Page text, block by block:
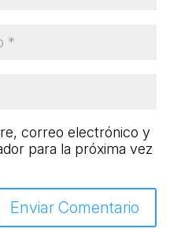
correo electrónico y
para la próxima vez